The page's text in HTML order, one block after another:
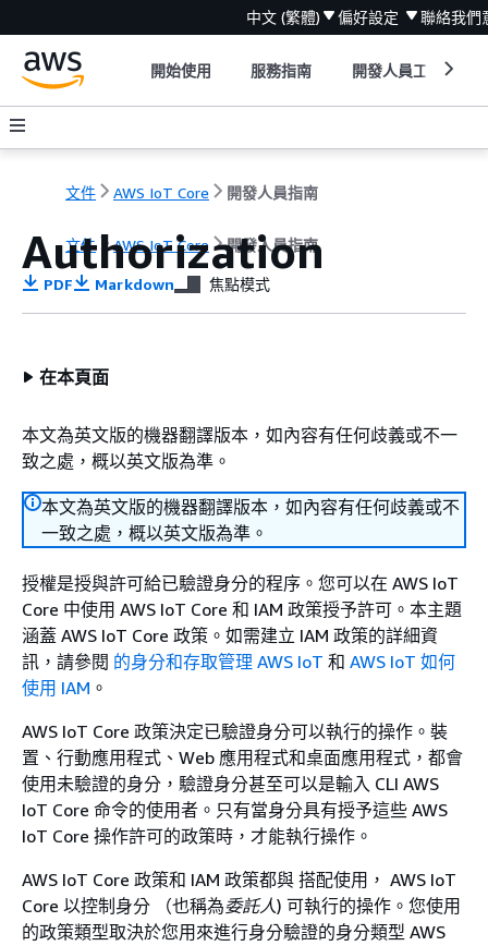
中文 (繁體) 偏好設定 聯絡我們
開始使用 服務指南 開發人員工具
文件 AWS IoT Core 開發人員指南
文件 AWS IoT Core 開發人員指南
Authorization
PDF Markdown 焦點模式
在本頁面
本文為英文版的機器翻譯版本，如內容有任何歧義或不一
致之處，概以英文版為準。
本文為英文版的機器翻譯版本，如內容有任何歧義或不
一致之處，概以英文版為準。
授權是授與許可給已驗證身分的程序。您可以在 AWS IoT
Core 中使用 AWS IoT Core 和 IAM 政策授予許可。本主題
涵蓋 AWS IoT Core 政策。如需建立 IAM 政策的詳細資
訊，請參閱 的身分和存取管理 AWS IoT 和 AWS IoT 如何
使用 IAM 。
AWS IoT Core 政策決定已驗證身分可以執行的操作。裝
置、行動應用程式、Web 應用程式和桌面應用程式，都會
使用未驗證的身分，驗證身分甚至可以是輸入 CLI AWS
IoT Core 命令的使用者。只有當身分具有授予這些 AWS
IoT Core 操作許可的政策時，才能執行操作。
AWS IoT Core 政策和 IAM 政策都與 搭配使用， AWS IoT
Core 以控制身分 （也稱為委託人) 可執行的操作。您使用
的政策類型取決於您用來進行身分驗證的身分類型 AWS